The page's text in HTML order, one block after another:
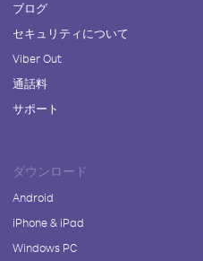
ブログ
セキュリティについて
Viber Out
通話料
サポート
ダウンロード
Android
iPhone & iPad
Windows PC